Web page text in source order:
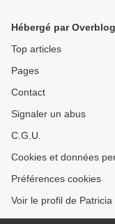
Hébergé par Overblog
Top articles
Pages
Contact
Signaler un abus
C.G.U.
Cookies et données
Préférences cookies
Voir le profil de